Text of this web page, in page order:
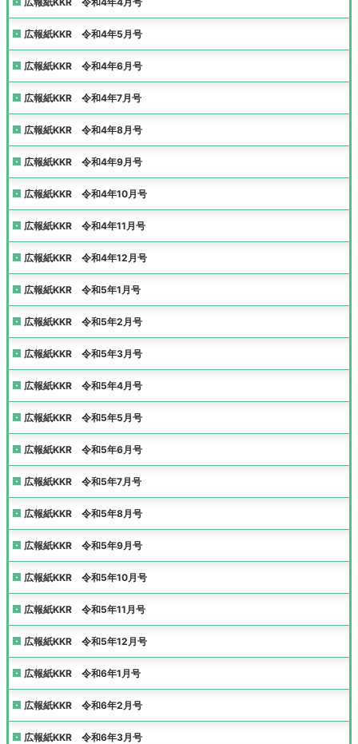
広報紙KKR 令和4年4月号
広報紙KKR 令和4年5月号
広報紙KKR 令和4年6月号
広報紙KKR 令和4年7月号
広報紙KKR 令和4年8月号
広報紙KKR 令和4年9月号
広報紙KKR 令和4年10月号
広報紙KKR 令和4年11月号
広報紙KKR 令和4年12月号
広報紙KKR 令和5年1月号
広報紙KKR 令和5年2月号
広報紙KKR 令和5年3月号
広報紙KKR 令和5年4月号
広報紙KKR 令和5年5月号
広報紙KKR 令和5年6月号
広報紙KKR 令和5年7月号
広報紙KKR 令和5年8月号
広報紙KKR 令和5年9月号
広報紙KKR 令和5年10月号
広報紙KKR 令和5年11月号
広報紙KKR 令和5年12月号
広報紙KKR 令和6年1月号
広報紙KKR 令和6年2月号
広報紙KKR 令和6年3月号